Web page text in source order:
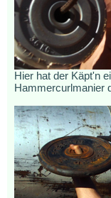
Hier hat der Käpt'n
Hammercurlmanier